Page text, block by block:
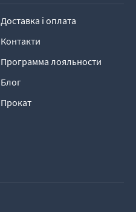
Доставка і оплата
Контакти
Программа лояльности
Блог
Прокат